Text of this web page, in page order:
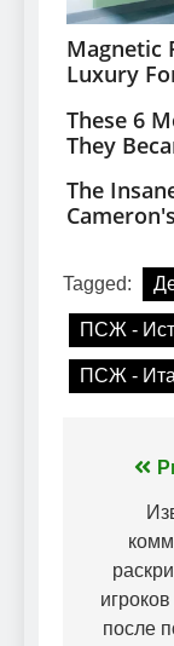
Tagged:
ПСЖ -
ПСЖ -
после